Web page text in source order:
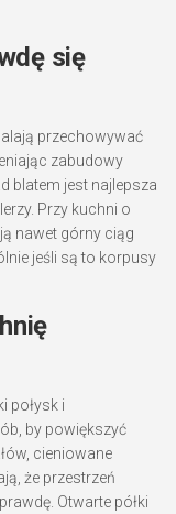
się
przechowywać
zabudowy
blatem jest najlepsza
Przy kuchni o
nawet górny ciąg
jeśli są to korpusy
połysk i
by powiększyć
cieniowane
że przestrzeń
Otwarte półki